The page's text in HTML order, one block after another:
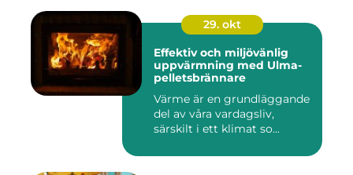
29. okt
Effektiv och miljövänlig
uppvärmning med Ulma-
pelletsbrännare
Värme är en grundläggande
del av våra vardagsliv,
särskilt i ett klimat so...